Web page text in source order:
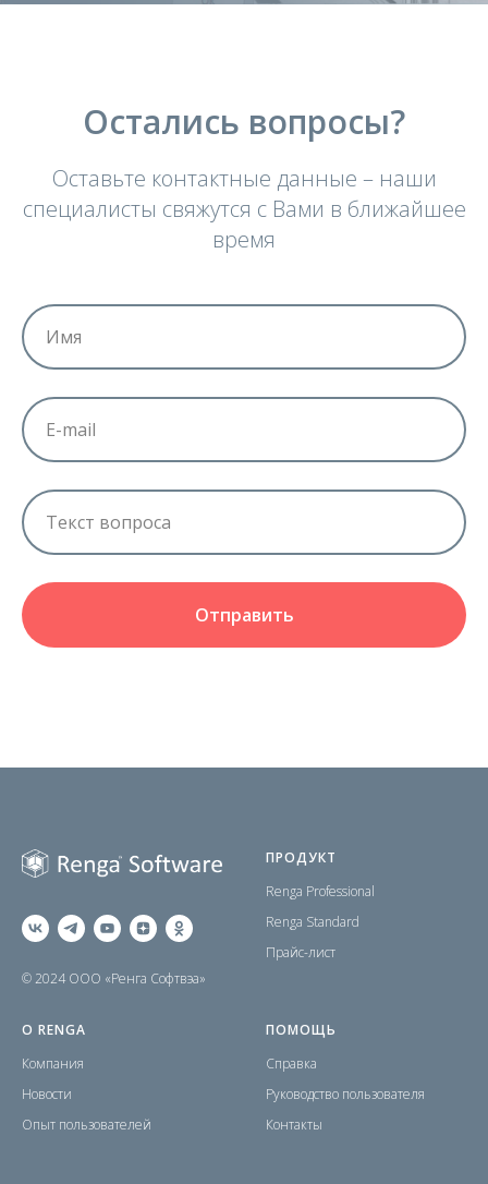
Остались вопросы?
Оставьте контактные данные – наши
специалисты свяжутся с Вами в ближайшее
время
Отправить
© 2024 ООО «Ренга Софтвэа»
ПРОДУКТ
Renga Professional
Renga Standard
Прайс-лист
О RENGA
Компания
Новости
Опыт пользователей
ПОМОЩЬ
Справка
Руководство пользователя
Контакты